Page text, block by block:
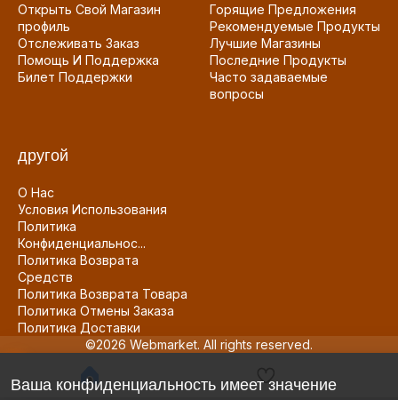
Открыть Свой Магазин
профиль
Отслеживать Заказ
Помощь И Поддержка
Билет Поддержки
Горящие Предложения
Рекомендуемые Продукты
Лучшие Магазины
Последние Продукты
Часто задаваемые
вопросы
другой
О Нас
Условия Использования
Политика
Конфиденциальнос...
Политика Возврата
Средств
Политика Возврата Товара
Политика Отмены Заказа
Политика Доставки
©2026 Webmarket. All rights reserved.
Ваша конфиденциальность имеет значение